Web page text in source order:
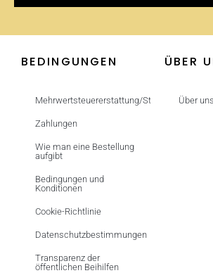
BEDINGUNGEN
Mehrwertsteuererstattung/Steuerfrei
Zahlungen
Wie man eine Bestellung
aufgibt
Bedingungen und
Konditionen
Cookie-Richtlinie
Datenschutzbestimmungen
Transparenz der
öffentlichen Beihilfen
ÜBER
Über uns